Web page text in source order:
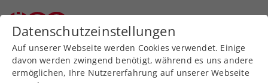
Zurück zur Newsübersicht
Datenschutzeinstellungen
Auf unserer Webseite werden Cookies verwendet. Einige
davon werden zwingend benötigt, während es uns andere
ermöglichen, Ihre Nutzererfahrung auf unserer Webseite